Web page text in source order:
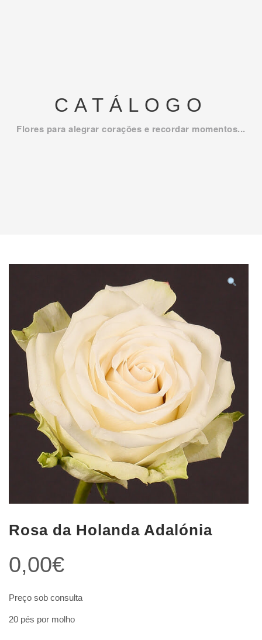
CATÁLOGO
Flores para alegrar corações e recordar momentos...
Rosa da Holanda Adalónia
0,00€
Preço sob consulta
20 pés por molho